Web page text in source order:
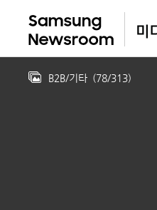
B2B/기타 (78/313)